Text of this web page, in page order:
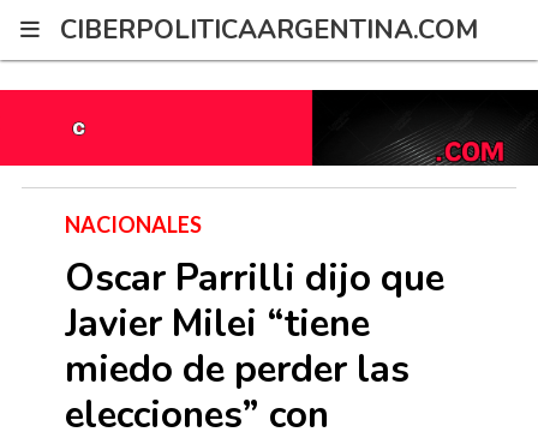
G-2XWRPNYZ21
CIBERPOLITICAARGENTINA.COM
Oscar Parrilli dijo que
Javier Milei “tiene
miedo de perder las
elecciones” con
NACIONALES